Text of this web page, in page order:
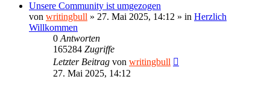
Unsere Community ist umgezogen
von writingbull » 27. Mai 2025, 14:12 » in Herzlich
Willkommen
0 Antworten
165284 Zugriffe
Letzter Beitrag von writingbull
27. Mai 2025, 14:12